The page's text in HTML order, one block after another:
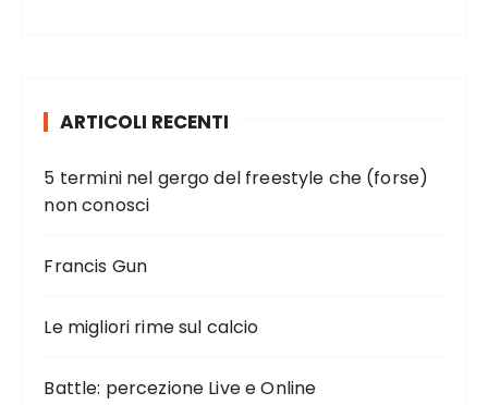
ARTICOLI RECENTI
5 termini nel gergo del freestyle che (forse)
non conosci
Francis Gun
Le migliori rime sul calcio
Battle: percezione Live e Online